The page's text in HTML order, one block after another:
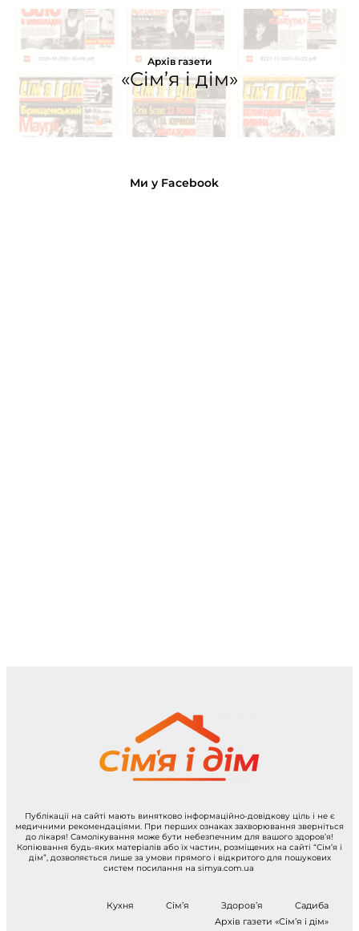
Архів газети
«Сім’я і дім»
Ми у Facebook
Публікації на сайті мають винятково інформаційно-довідкову ціль і не є
медичними рекомендаціями. При перших ознаках захворювання зверніться
до лікаря! Самолікування може бути небезпечним для вашого здоров’я!
Копіювання будь-яких матеріалів або їх частин, розміщених на сайті “Сім’я і
дім”, дозволяється лише за умови прямого і відкритого для пошукових
систем посилання на simya.com.ua
Кухня Сім’я Здоров’я
Садиба
Архів газети «Сім’я і дім»